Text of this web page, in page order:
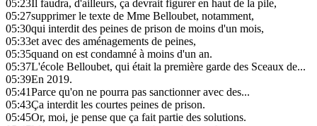
05:23Il faudra, d'ailleurs, ça devrait figurer en haut de la pile,
05:27supprimer le texte de Mme Belloubet, notamment,
05:30qui interdit des peines de prison de moins d'un mois,
05:33et avec des aménagements de peines,
05:35quand on est condamné à moins d'un an.
05:37L'école Belloubet, qui était la première garde des Sceaux de...
05:39En 2019.
05:41Parce qu'on ne pourra pas sanctionner avec des...
05:43Ça interdit les courtes peines de prison.
05:45Or, moi, je pense que ça fait partie des solutions.